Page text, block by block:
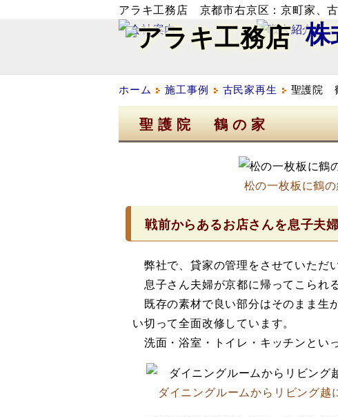
アラキ工務店 京都市右京区：京町家、
ホーム 施工事例 古民家再生 聖護院
聖護院 鶴の家
松の一枚板に鶴
戦前からあるお店さんを息子夫
弊社で、貸家の管理をさせていただ
息子さん夫婦が京都に帰ってこられ
既存の素材で良い部分はそのまま生
い切って全面改修しています。
洗面・浴室・トイレ・キッチンとい
ダイニングルームからリビング越